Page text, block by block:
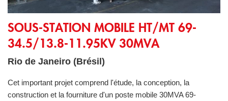
Sous-station mobile HT/MT 69-34.5/13.8-11.95kV 30MVA
SOUS-STATION MOBILE HT/MT 69-
34.5/13.8-11.95KV 30MVA
Rio de Janeiro (Brésil)
Cet important projet comprend l'étude, la conception, la
construction et la fourniture d'un poste mobile 30MVA 69-